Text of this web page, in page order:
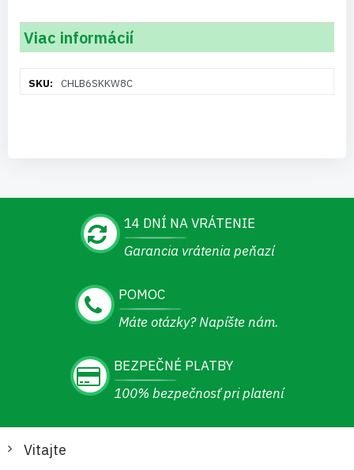
Viac informácií
informáciíCHLB6SKKW8C
14 DNÍ NA VRÁTENIE
Garancia vrátenia peňazí
POMOC
Máte otázky? Napíšte nám.
BEZPEČNÉ PLATBY
100% bezpečnosť pri platení
Vitajte